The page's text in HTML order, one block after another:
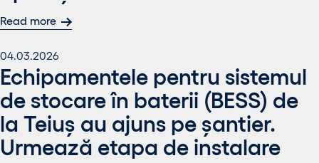
Read more
04.03.2026
Echipamentele pentru sistemul
de stocare în baterii (BESS) de
la Teiuș au ajuns pe șantier.
Urmează etapa de instalare